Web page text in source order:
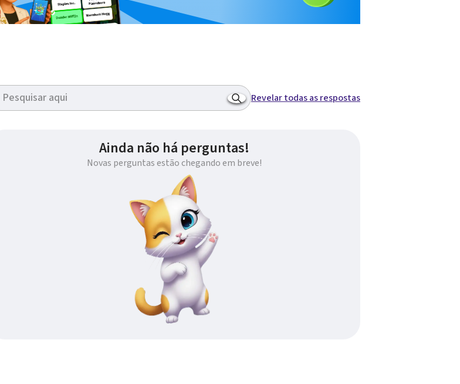
Revelar todas as respostas
Ainda não há perguntas!
Novas perguntas estão chegando em breve!